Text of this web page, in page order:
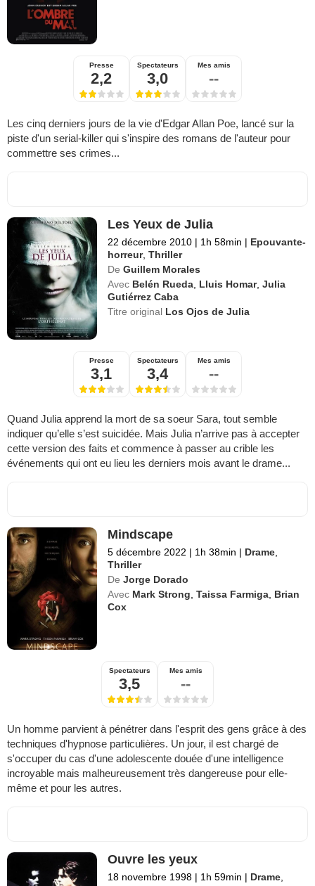
Presse
2,2
Spectateurs
3,0
Mes amis
--
Les cinq derniers jours de la vie d'Edgar Allan Poe, lancé sur la
piste d'un serial-killer qui s'inspire des romans de l'auteur pour
commettre ses crimes...
Les Yeux de Julia
22 décembre 2010 | 1h 58min | Epouvante-
horreur,Thriller
De Guillem Morales
Avec Belén Rueda, Lluis Homar,Julia
Gutiérrez Caba
Titre original Los Ojos de Julia
Presse
3,1
Spectateurs
3,4
Mes amis
--
Quand Julia apprend la mort de sa soeur Sara, tout semble
indiquer qu’elle s’est suicidée. Mais Julia n’arrive pas à accepter
cette version des faits et commence à passer au crible les
événements qui ont eu lieu les derniers mois avant le drame...
Mindscape
5 décembre 2022 | 1h 38min | Drame,
Thriller
De Jorge Dorado
Avec Mark Strong,Taissa Farmiga, Brian
Cox
Spectateurs
3,5
Mes amis
--
Un homme parvient à pénétrer dans l'esprit des gens grâce à des
techniques d'hypnose particulières. Un jour, il est chargé de
s'occuper du cas d'une adolescente douée d'une intelligence
incroyable mais malheureusement très dangereuse pour elle-
même et pour les autres.
Ouvre les yeux
18 novembre 1998 | 1h 59min | Drame